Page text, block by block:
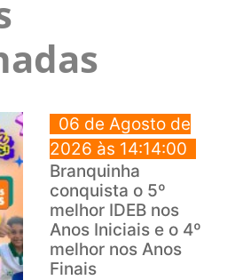
06 de Agosto de
2026 às 14:14:00
Branquinha
conquista o 5º
melhor IDEB nos
Anos Iniciais e o 4º
melhor nos Anos
Finais